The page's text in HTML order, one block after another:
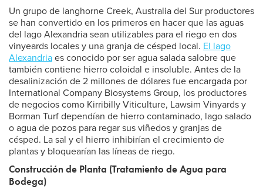
Un grupo de langhorne Creek, Australia del Sur productores
se han convertido en los primeros en hacer que las aguas
del lago Alexandria sean utilizables para el riego en dos
vinyeards locales y una granja de césped local. El lago
Alexandria es conocido por ser agua salada salobre que
también contiene hierro coloidal e insoluble. Antes de la
desalinización de 2 millones de dólares fue encargada por
International Company Biosystems Group, los productores
de negocios como Kirribilly Viticulture, Lawsim Vinyards y
Borman Turf dependían de hierro contaminado, lago salado
o agua de pozos para regar sus viñedos y granjas de
césped. La sal y el hierro inhibirían el crecimiento de
plantas y bloquearían las líneas de riego.
Construcción de Planta (Tratamiento de Agua para
Bodega)